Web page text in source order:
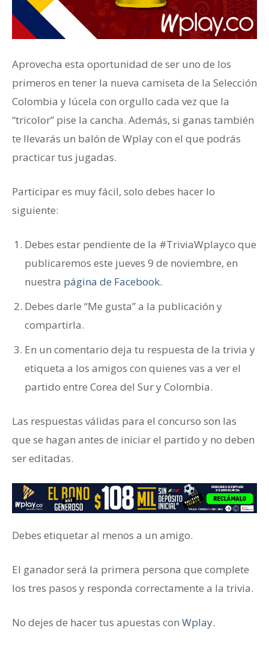
Aprovecha esta oportunidad de ser uno de los
primeros en tener la nueva camiseta de la Selección
Colombia y lúcela con orgullo cada vez que la
“tricolor” pise la cancha. Además, si ganas también
te llevarás un balón de Wplay con el que podrás
practicar tus jugadas.
Participar es muy fácil, solo debes hacer lo
siguiente:
Debes estar pendiente de la #TriviaWplayco que
publicaremos este jueves 9 de noviembre, en
nuestra página de Facebook.
Debes darle “Me gusta” a la publicación y
compartirla.
En un comentario deja tu respuesta de la trivia y
etiqueta a los amigos con quienes vas a ver el
partido entre Corea del Sur y Colombia.
Las respuestas válidas para el concurso son las
que se hagan antes de iniciar el partido y no deben
ser editadas.
Debes etiquetar al menos a un amigo.
El ganador será la primera persona que complete
los tres pasos y responda correctamente a la trivia.
No dejes de hacer tus apuestas con Wplay.